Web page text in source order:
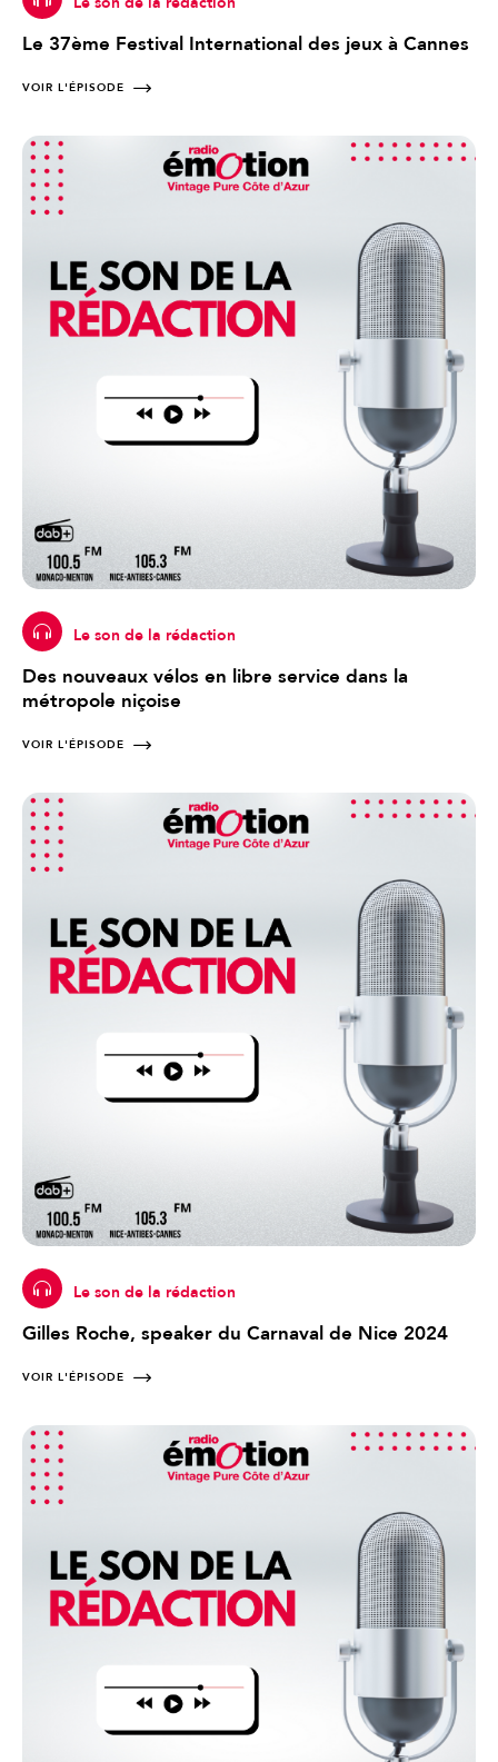
Le 37ème Festival International des jeux à Cannes
VOIR L'ÉPISODE
Le son de la rédaction
Des nouveaux vélos en libre service dans la
métropole niçoise
VOIR L'ÉPISODE
Le son de la rédaction
Gilles Roche, speaker du Carnaval de Nice 2024
VOIR L'ÉPISODE